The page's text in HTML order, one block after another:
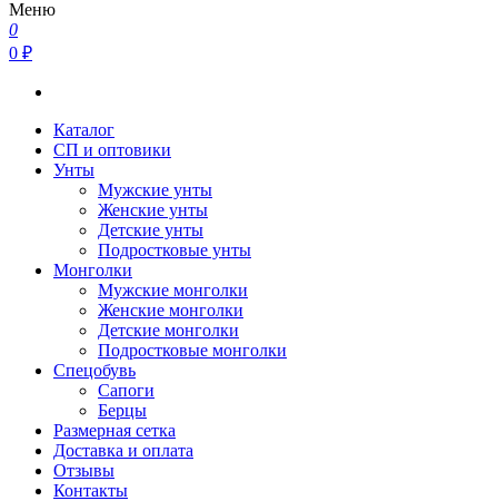
Меню
0
0 ₽
Каталог
СП и оптовики
Унты
Мужские унты
Женские унты
Детские унты
Подростковые унты
Монголки
Мужские монголки
Женские монголки
Детские монголки
Подростковые монголки
Спецобувь
Сапоги
Берцы
Размерная сетка
Доставка и оплата
Отзывы
Контакты